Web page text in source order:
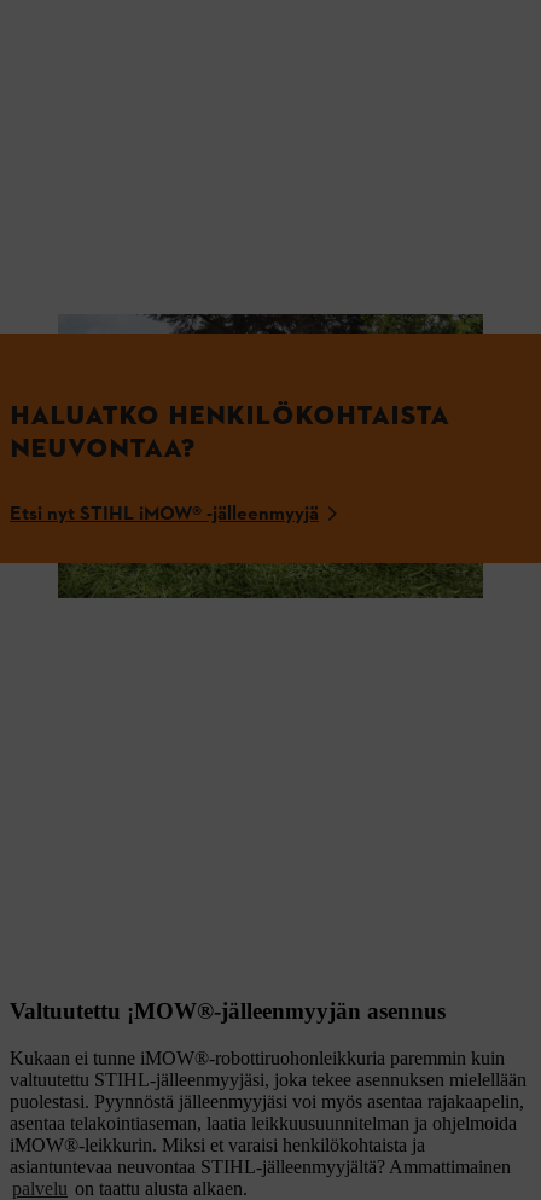
HALUATKO HENKILÖKOHTAISTA
NEUVONTAA?
Etsi nyt STIHL iMOW® -jälleenmyyjä
Valtuutettu ¡MOW®-jälleenmyyjän asennus
Kukaan ei tunne iMOW®-robottiruohonleikkuria paremmin kuin
valtuutettu STIHL-jälleenmyyjäsi, joka tekee asennuksen mielellään
puolestasi. Pyynnöstä jälleenmyyjäsi voi myös asentaa rajakaapelin,
asentaa telakointiaseman, laatia leikkuusuunnitelman ja ohjelmoida
iMOW®-leikkurin. Miksi et varaisi henkilökohtaista ja
asiantuntevaa neuvontaa STIHL-jälleenmyyjältä? Ammattimainen
palvelu on taattu alusta alkaen.